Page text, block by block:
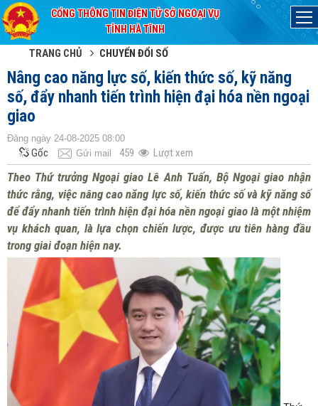
CỔNG THÔNG TIN ĐIỆN TỬ SỞ NGOẠI VỤ
TỈNH HÀ TĨNH
TRANG CHỦ CHUYỂN ĐỔI SỐ
Nâng cao năng lực số, kiến thức số, kỹ năng
số, đẩy nhanh tiến trình hiện đại hóa nền ngoại
giao
Đăng ngày 24-08-2025 08:00
Gốc Gửi mail 459 Lượt xem
Theo Thứ trưởng Ngoại giao Lê Anh Tuấn, Bộ Ngoại giao nhận
thức rằng, việc nâng cao năng lực số, kiến thức số và kỹ năng số
để đẩy nhanh tiến trình hiện đại hóa nền ngoại giao là một nhiệm
vụ khách quan, là lựa chọn chiến lược, được ưu tiên hàng đầu
trong giai đoạn hiện nay.
Đã kết nối EMC